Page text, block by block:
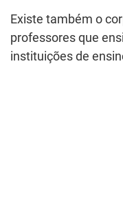
Existe também o
professores que
instituições de